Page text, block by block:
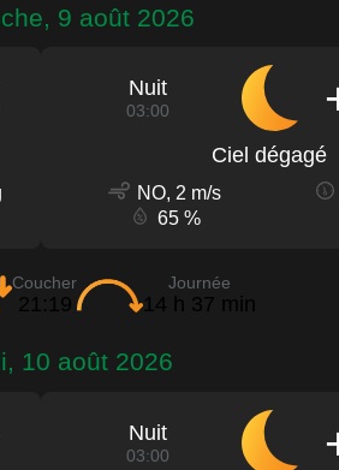
9 août 2026
Nuit
03:00
Ciel dégagé
NO, 2 m/s
65 %
Coucher
21:19
Journée
14 h 37 min
10 août 2026
Nuit
03:00